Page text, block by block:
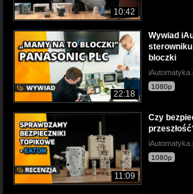
10:42
22:18
Wywiad
sterowniku
bloczki
1080p
11:09
Czy
1080p